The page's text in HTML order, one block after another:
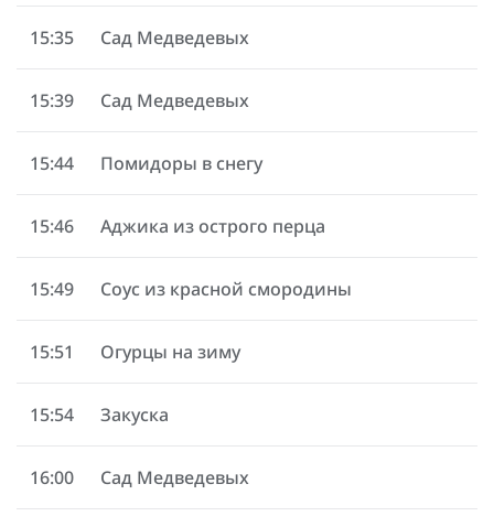
15:35 Сад Медведевых
15:39 Сад Медведевых
15:44 Помидоры в снегу
15:46 Аджика из острого перца
15:49 Соус из красной смородины
15:51 Огурцы на зиму
15:54 Закуска
16:00 Сад Медведевых